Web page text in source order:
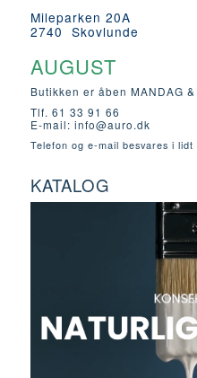
Mileparken 20A
2740 Skovlunde
AUGUST
Butikken er åben MANDAG
Tlf. 61 33 91 66
E-mail: info@auro.dk
Telefon og e-mail besvares i
KATALOG